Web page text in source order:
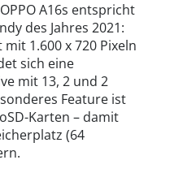
A16s entspricht
des Jahres 2021:
1.600 x 720 Pixeln
sich eine
mit 13, 2 und 2
Feature ist
Karten – damit
(64